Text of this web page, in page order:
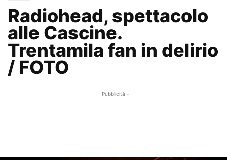
Radiohead, spettacolo
alle Cascine.
Trentamila fan in delirio
/ FOTO
- Pubblicità -